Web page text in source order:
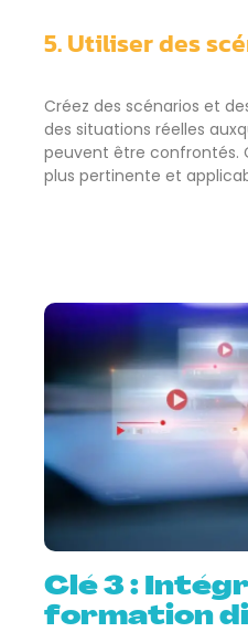
5. Utiliser des
Créez des scénarios et
des situations réelles
peuvent être confrontés.
plus pertinente et
Clé 3 :
formation